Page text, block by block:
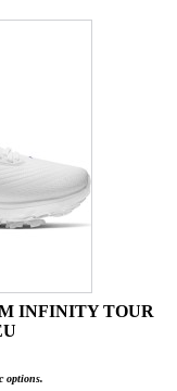
INFINITY TOUR
options.